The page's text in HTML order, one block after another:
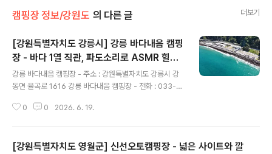
캠핑장 정보/강원도 의 다른 글 더보기
[강원특별자치도 강릉시] 강릉 바다내음 캠핑
장 - 바다 1열 직관, 파도소리로 ASMR 힐링
하는 강릉 바다내음 캠핑장
강릉 바다내음 캠핑장 - 주소 : 강원특별자치도 강릉시 강
동면 율곡로 1616 강릉 바다내음 캠핑장 - 전화 : 033-6
기 - 예약 구분 : 온라인실시간예약 - 공립 캠핑장이고, 직
자동차야영장,TV,에어컨,냉장고,유무선인터넷,난방기구,
0 0 2026. 6. 19.
[강원특별자치도 영월군] 신선오토캠핑장 - 넓은 사이트와 깔